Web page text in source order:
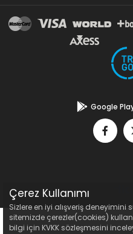
Google
Çerez Kullanımı
Sizlere en iyi alışveriş deneyimini
sitemizde çerezler(cookies)
bilgi için KVKK sözleşmesini